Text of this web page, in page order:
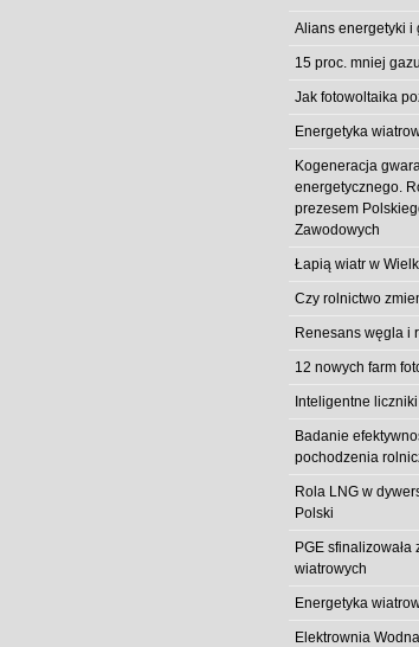
Alians energetyki i
15 proc. mniej
Jak fotowoltaika
Energetyka
Kogeneracja
energetycznego.
prezesem
Zawodowych
Łapią wiatr w
Czy rolnictwo
Renesans węgla i
12 nowych farm
Inteligentne
Badanie
pochodzenia
Rola LNG w
Polski
PGE
wiatrowych
Energetyka
Elektrownia